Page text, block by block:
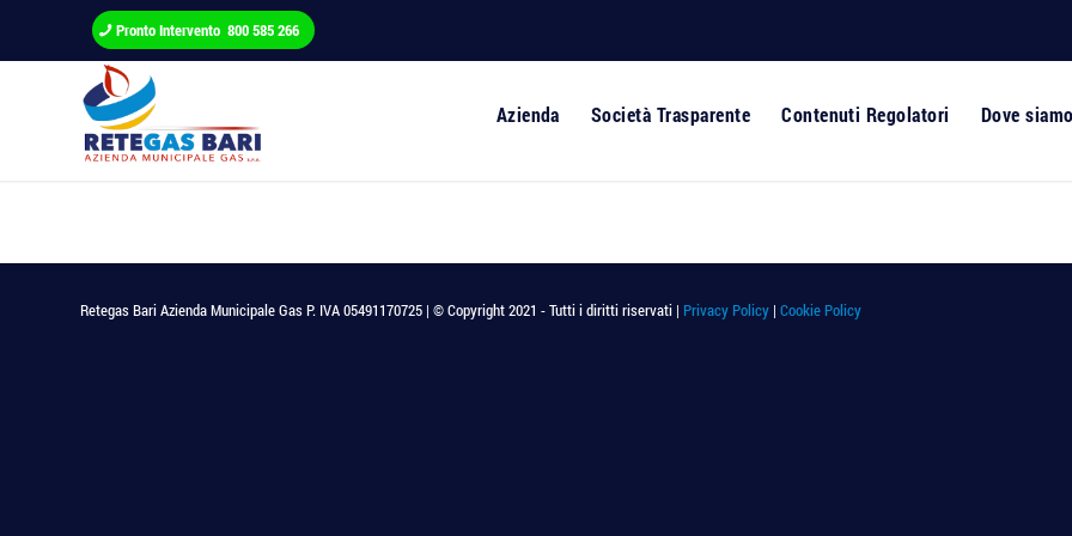
Pronto Intervento 800 585 266
Azienda Società Trasparente Contenuti Regolatori Dove
Retegas Bari Azienda Municipale Gas P. IVA 05491170725 | © Copyright 2021 - Tutti i diritti riservati | Privacy Policy | Cookie Policy